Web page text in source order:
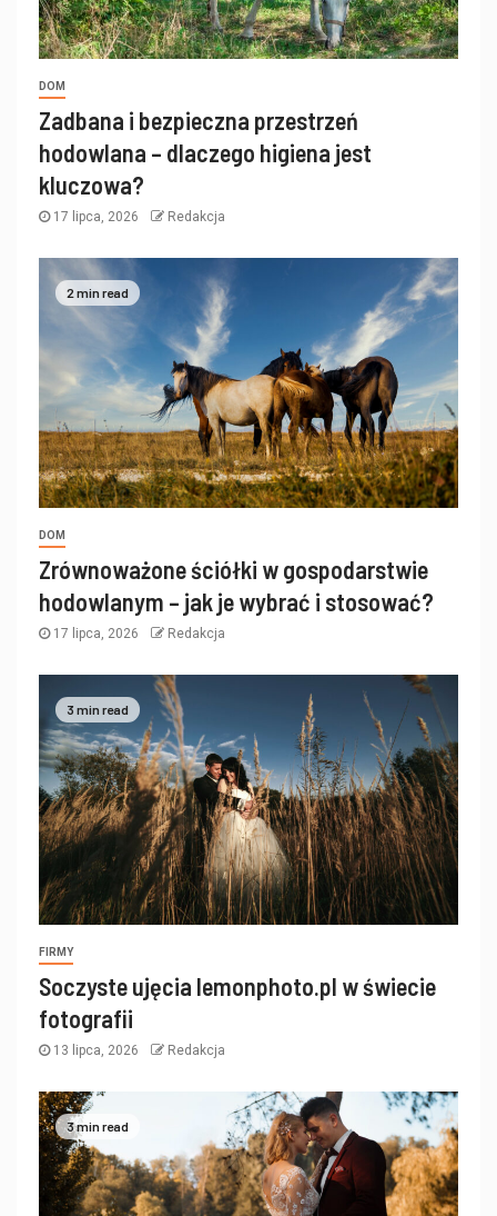
DOM
Zadbana i bezpieczna przestrzeń
hodowlana – dlaczego higiena jest
kluczowa?
17 lipca, 2026 Redakcja
2 min read
DOM
Zrównoważone ściółki w gospodarstwie
hodowlanym – jak je wybrać i stosować?
17 lipca, 2026 Redakcja
3 min read
FIRMY
Soczyste ujęcia lemonphoto.pl w świecie
fotografii
13 lipca, 2026 Redakcja
3 min read